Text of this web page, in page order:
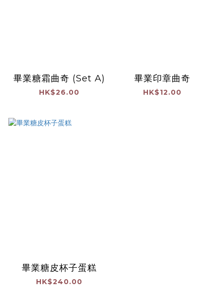
畢業糖霜曲奇 (Set A)
HK$26.00
畢業印章曲奇
HK$12.00
畢業糖皮杯子蛋糕
HK$240.00